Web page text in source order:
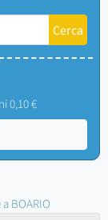
0,10 €
BOARIO